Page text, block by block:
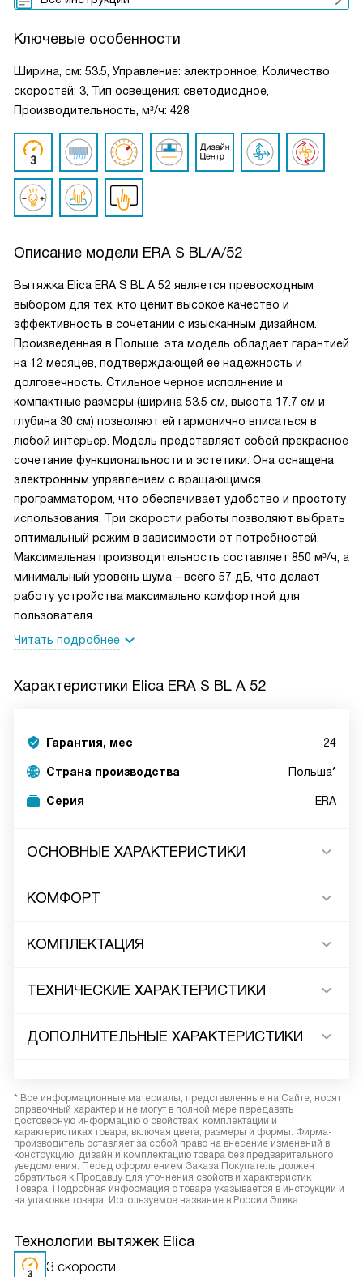
Ключевые особенности
Ширина, см: 53.5, Управление: электронное, Количество
скоростей: 3, Тип освещения: светодиодное,
Производительность, м³/ч: 428
Описание модели ERA S BL/A/52
Вытяжка Elica ERA S BL A 52 является превосходным
выбором для тех, кто ценит высокое качество и
эффективность в сочетании с изысканным дизайном.
Произведенная в Польше, эта модель обладает гарантией
на 12 месяцев, подтверждающей ее надежность и
долговечность. Стильное черное исполнение и
компактные размеры (ширина 53.5 см, высота 17.7 см и
глубина 30 см) позволяют ей гармонично вписаться в
любой интерьер. Модель представляет собой прекрасное
сочетание функциональности и эстетики. Она оснащена
электронным управлением с вращающимся
программатором, что обеспечивает удобство и простоту
использования. Три скорости работы позволяют выбрать
оптимальный режим в зависимости от потребностей.
Максимальная производительность составляет 850 м³/ч, а
минимальный уровень шума – всего 57 дБ, что делает
работу устройства максимально комфортной для
пользователя.
Читать подробнее
Характеристики Elica ERA S BL A 52
Гарантия, мес 24
Страна производства Польша*
Серия ERA
ОСНОВНЫЕ ХАРАКТЕРИСТИКИ
КОМФОРТ
КОМПЛЕКТАЦИЯ
ТЕХНИЧЕСКИЕ ХАРАКТЕРИСТИКИ
ДОПОЛНИТЕЛЬНЫЕ ХАРАКТЕРИСТИКИ
* Все информационные материалы, представленные на Сайте, носят
справочный характер и не могут в полной мере передавать
достоверную информацию о свойствах, комплектации и
характеристиках товара, включая цвета, размеры и формы. Фирма-
производитель оставляет за собой право на внесение изменений в
конструкцию, дизайн и комплектацию товара без предварительного
уведомления. Перед оформлением Заказа Покупатель должен
обратиться к Продавцу для уточнения свойств и характеристик
Товара. Подробная информация о товаре указывается в инструкции и
на упаковке товара. Используемое название в России Элика
Технологии вытяжек Elica
3 скорости